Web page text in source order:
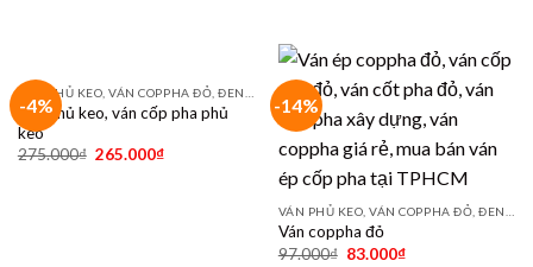
-4%
Ván phủ keo, ván cốp pha phủ
keo
275.000₫ 265.000₫
-14%
Ván coppha đỏ
97.000₫ 83.000₫